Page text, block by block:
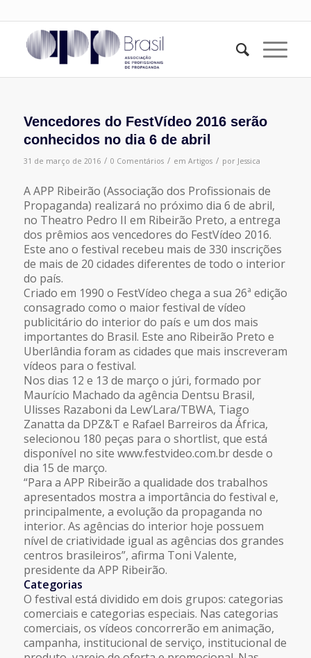
Vencedores do FestVídeo 2016 serão
conhecidos no dia 6 de abril
31 de março de 2016 / 0 Comentários / em Artigos / por Jessica
A APP Ribeirão (Associação dos Profissionais de
Propaganda) realizará no próximo dia 6 de abril,
no Theatro Pedro II em Ribeirão Preto, a entrega
dos prêmios aos vencedores do FestVídeo 2016.
Este ano o festival recebeu mais de 330 inscrições
de mais de 20 cidades diferentes de todo o interior
do país.
Criado em 1990 o FestVídeo chega a sua 26ª edição
consagrado como o maior festival de vídeo
publicitário do interior do país e um dos mais
importantes do Brasil. Este ano Ribeirão Preto e
Uberlândia foram as cidades que mais inscreveram
vídeos para o festival.
Nos dias 12 e 13 de março o júri, formado por
Maurício Machado da agência Dentsu Brasil,
Ulisses Razaboni da Lew’Lara/TBWA, Tiago
Zanatta da DPZ&T e Rafael Barreiros da África,
selecionou 180 peças para o shortlist, que está
disponível no site www.festvideo.com.br desde o
dia 15 de março.
“Para a APP Ribeirão a qualidade dos trabalhos
apresentados mostra a importância do festival e,
principalmente, a evolução da propaganda no
interior. As agências do interior hoje possuem
nível de criatividade igual as agências dos grandes
centros brasileiros”, afirma Toni Valente,
presidente da APP Ribeirão.
Categorias
O festival está dividido em dois grupos: categorias
comerciais e categorias especiais. Nas categorias
comerciais, os vídeos concorrerão em animação,
campanha, institucional de serviço, institucional de